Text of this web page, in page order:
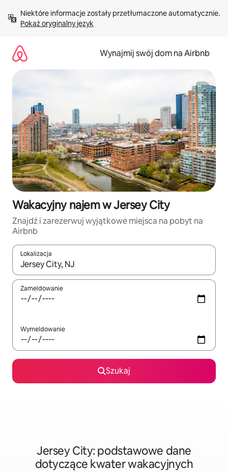
treści Pokaż oryginalny język
Wynajmij swój dom na Airbnb
Wakacyjny najem w Jersey City
Znajdź i zarezerwuj wyjątkowe miejsca na pobyt na
Airbnb
Lokalizacja
Gdy wyniki będą dostępne, możesz poruszać się po nich za
Zameldowanie
Wymeldowanie
Szukaj
Jersey City: podstawowe dane
dotyczące kwater wakacyjnych